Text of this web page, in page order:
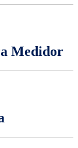
Medidor